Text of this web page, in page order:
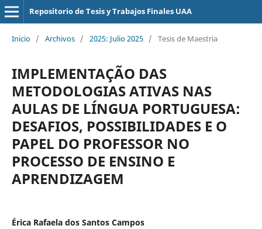
Repositorio de Tesis y Trabajos Finales UAA
Inicio / Archivos / 2025: Julio 2025 / Tesis de Maestria
IMPLEMENTAÇÃO DAS
METODOLOGIAS ATIVAS NAS
AULAS DE LÍNGUA PORTUGUESA:
DESAFIOS, POSSIBILIDADES E O
PAPEL DO PROFESSOR NO
PROCESSO DE ENSINO E
APRENDIZAGEM
Érica Rafaela dos Santos Campos